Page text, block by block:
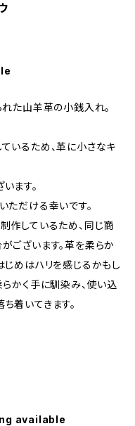
た山羊革の小銭入れ。
いるため、革に小さなキ
ます。
ただける幸いです。
作しているため、同じ商
ございます。革を柔らか
じめはハリを感じるかもし
かく手に馴染み、使い込
着いてきます。
available